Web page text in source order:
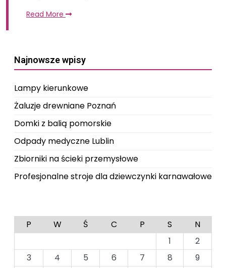
Read More
Najnowsze wpisy
Lampy kierunkowe
Żaluzje drewniane Poznań
Domki z balią pomorskie
Odpady medyczne Lublin
Zbiorniki na ścieki przemysłowe
Profesjonalne stroje dla dziewczynki karnawałowe
P W Ś C P S
N
1
2
3
4 5 6 7 8
9